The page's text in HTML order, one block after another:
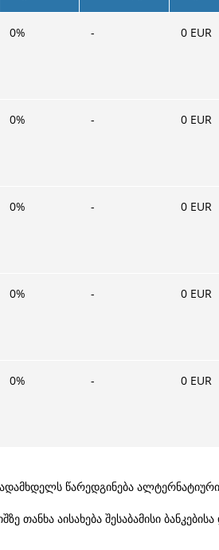
0% - 0 EUR
0% - 0 EUR
0% - 0 EUR
0% - 0 EUR
0% - 0 EUR
წარედგინება
აისახება შესაბამისი ბანკებისა